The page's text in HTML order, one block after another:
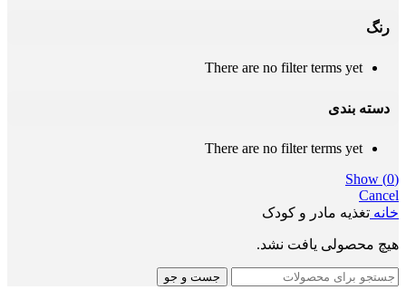
رنگ
There are no filter terms yet
دسته بندی
There are no filter terms yet
Show (0)
Cancel
خانه تغذیه مادر و کودک
هیچ محصولی یافت نشد.
جست و جو